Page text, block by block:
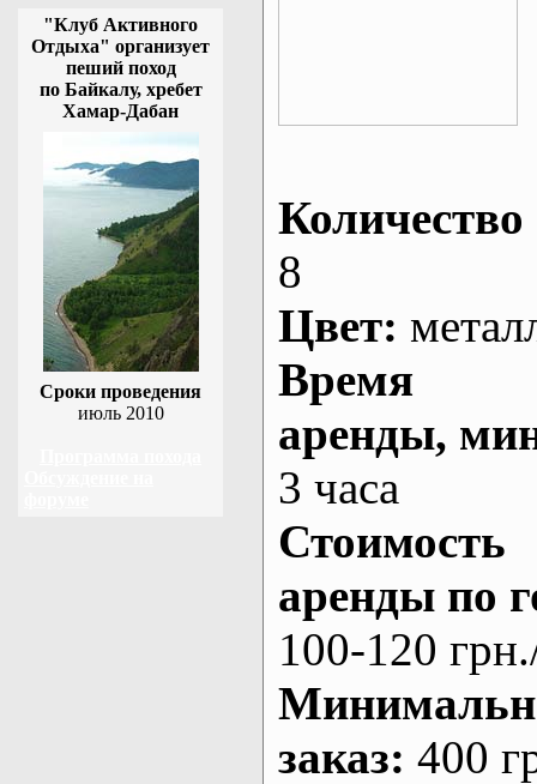
"Клуб Активного
Отдыха" организует
пеший поход
по Байкалу, хребет
Хамар-Дабан
Сроки проведения
июль 2010
Количество
8
Цвет:
Время
аренды,
3 часа
Стоимость
аренды по
100-120
заказ: 400